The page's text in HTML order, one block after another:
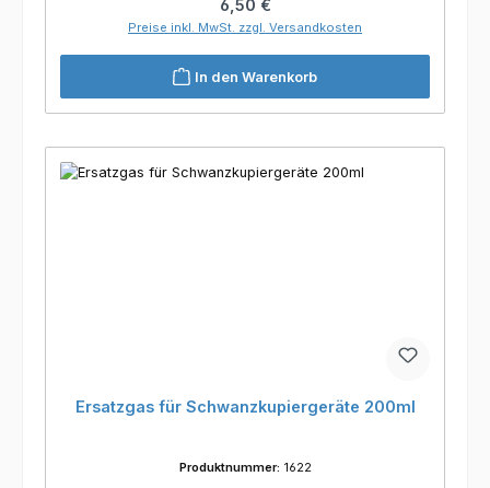
Regulärer Preis:
6,50 €
Preise inkl. MwSt. zzgl. Versandkosten
In den Warenkorb
Ersatzgas für Schwanzkupiergeräte 200ml
Produktnummer: 1622